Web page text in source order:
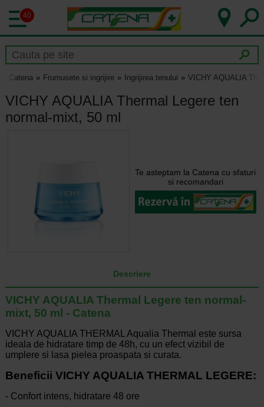
40
Catena Frumusete si ingrijire Ingrijirea tenului VICHY AQUALIA
VICHY AQUALIA Thermal Legere ten
normal-mixt, 50 ml
Te asteptam la Catena cu sfaturi
si recomandari
Descriere
VICHY AQUALIA Thermal Legere ten normal-
mixt, 50 ml - Catena
VICHY AQUALIA THERMAL Aqualia Thermal este sursa
ideala de hidratare timp de 48h, cu un efect vizibil de
umplere si lasa pielea proaspata si curata.
Beneficii VICHY AQUALIA THERMAL LEGERE:
- Confort intens, hidratare 48 ore